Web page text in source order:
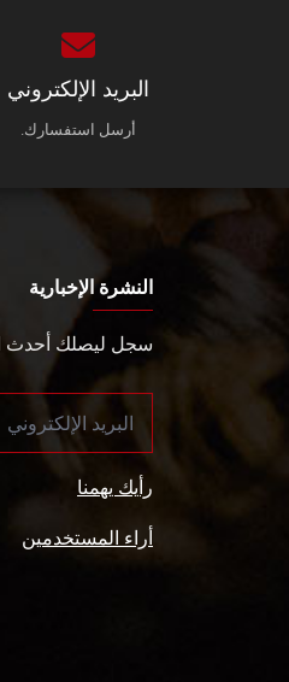
البريد الإلكتروني
أرسل استفسارك.
النشرة الإخبارية
سجل ليصلك أحدث
رأيك يهمنا
أراء المستخدمين